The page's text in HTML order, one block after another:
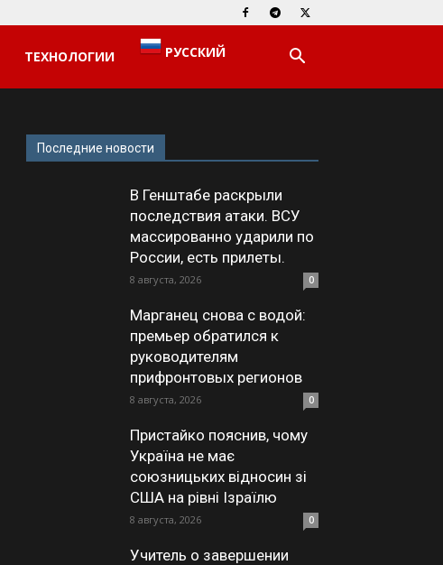
ТЕХНОЛОГИИ РУССКИЙ
Последние новости
В Генштабе раскрыли
последствия атаки. ВСУ
массированно ударили по
России, есть прилеты.
8 августа, 2026 0
Марганец снова с водой:
премьер обратился к
руководителям
прифронтовых регионов
8 августа, 2026 0
Пристайко пояснив, чому
Україна не має
союзницьких відносин зі
США на рівні Ізраїлю
8 августа, 2026 0
Учитель о завершении